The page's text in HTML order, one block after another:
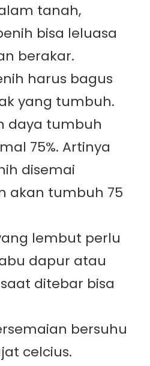
tanah,
bisa leluasa
berakar.
harus bagus
yang tumbuh.
daya tumbuh
75%. Artinya
disemai
akan tumbuh 75
lembut perlu
dapur atau
ditebar bisa
bersuhu
celcius.